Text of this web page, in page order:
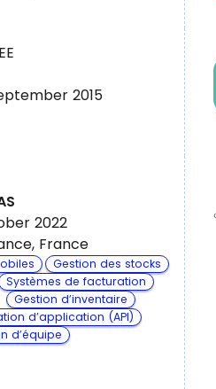
2015
2022
France
Gestion des stocks
Systèmes de facturation
Gestion d’inventaire
d’application (API)
d’équipe